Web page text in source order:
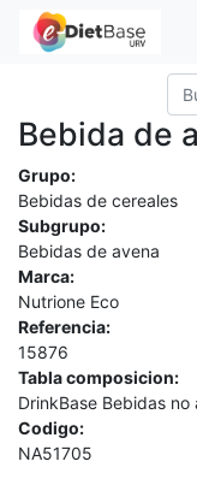
Bebida de
Grupo:
Bebidas de cereales
Subgrupo:
Bebidas de avena
Marca:
Nutrione Eco
Referencia:
15876
Tabla composicion:
DrinkBase Bebidas no
Codigo:
NA51705